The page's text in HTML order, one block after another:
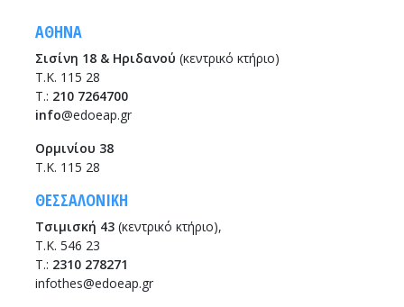
ΑΘΗΝΑ
Σισίνη 18 & Ηριδανού (κεντρικό κτήριο)
Τ.Κ. 115 28
T.: 210 7264700
info@edoeap.gr
Ορμινίου 38
Τ.Κ. 115 28
ΘΕΣΣΑΛΟΝΙΚΗ
Τσιμισκή 43 (κεντρικό κτήριο),
Τ.Κ. 546 23
T.: 2310 278271
infothes@edoeap.gr